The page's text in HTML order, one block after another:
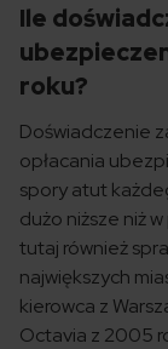
Ile
roku?
Doświadczenie
opłacania
spory atut
dużo niższe niż
tutaj również
największych
kierowca z
Octavia z 2005